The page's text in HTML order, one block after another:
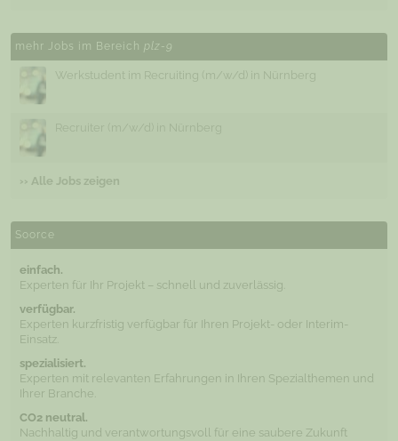
mehr Jobs im Bereich plz-9
Werkstudent im Recruiting (m/w/d) in Nürnberg
Recruiter (m/w/d) in Nürnberg
›› Alle Jobs zeigen
Soorce
einfach.
Experten für Ihr Projekt – schnell und zuverlässig.
verfügbar.
Experten kurzfristig verfügbar für Ihren Projekt- oder Interim-
Einsatz.
spezialisiert.
Experten mit relevanten Erfahrungen in Ihren Spezialthemen und
Ihrer Branche.
CO2 neutral.
Nachhaltig und verantwortungsvoll für eine saubere Zukunft